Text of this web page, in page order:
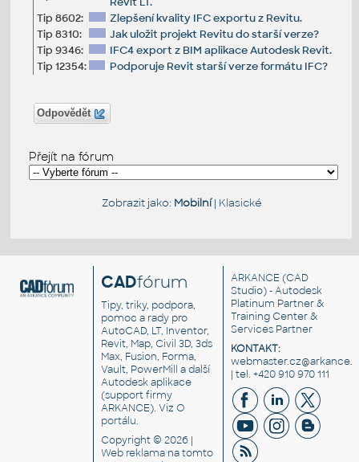
Tip 8602:
Zlepšení kvality IFC exportu z Revitu.
Tip 8310:
Jak uložit projekt Revitu do starší verze?
Tip 9346:
IFC4 export z BIM aplikace Autodesk Revit.
Tip 12354:
Podporuje Revit starší verze formátu IFC?
Odpovědět
Přejít na fórum
Zobrazit jako: Mobilní| Klasické
CADfórum
Tipy, triky, podpora,
pomoc a rady pro
AutoCAD, LT, Inventor,
Revit, Map, Civil 3D, 3ds
Max, Fusion, Forma,
Vault, PowerMill a další
Autodesk aplikace
(support firmy
ARKANCE). VizO
portálu.
Copyright © 2026 |
Web reklama na tomto
ARKANCE (CAD
Studio) - Autodesk
Platinum Partner &
Training Center &
Services Partner
KONTAKT:
| tel. +420 910 970 111